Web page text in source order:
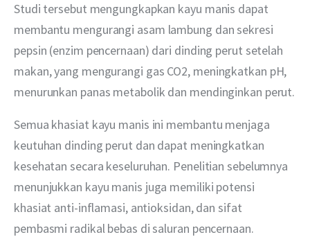
Studi tersebut mengungkapkan kayu manis dapat
membantu mengurangi asam lambung dan sekresi
pepsin (enzim pencernaan) dari dinding perut setelah
makan, yang mengurangi gas CO2, meningkatkan pH,
menurunkan panas metabolik dan mendinginkan perut.
Semua khasiat kayu manis ini membantu menjaga
keutuhan dinding perut dan dapat meningkatkan
kesehatan secara keseluruhan. Penelitian sebelumnya
menunjukkan kayu manis juga memiliki potensi
khasiat anti-inflamasi, antioksidan, dan sifat
pembasmi radikal bebas di saluran pencernaan.